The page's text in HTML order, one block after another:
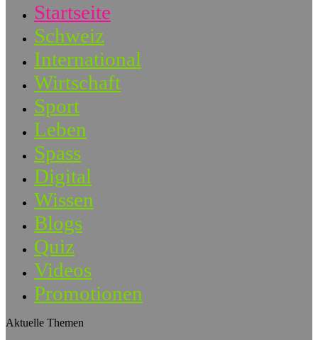
Startseite
Schweiz
International
Wirtschaft
Sport
Leben
Spass
Digital
Wissen
Blogs
Quiz
Videos
Promotionen
Aktuelle Themen